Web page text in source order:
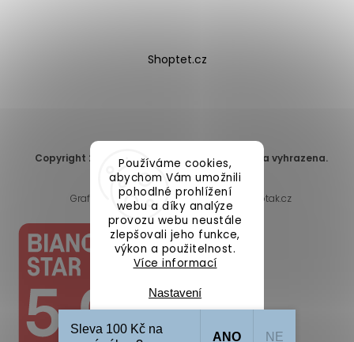
Používáme cookies,
abychom Vám umožnili
pohodlné prohlížení
webu a díky analýze
provozu webu neustále
zlepšovali jeho funkce,
výkon a použitelnost.
Více informací
Nastavení
Shoptet.cz
Copyright 2026 DomaLEP s.r.o. . Všechna práva vyhrazena.
Upravit nastavení cookies
Grafický návrh vytvořil a nakódoval
Shoptak.cz
Sleva 100 Kč na
ANO NE